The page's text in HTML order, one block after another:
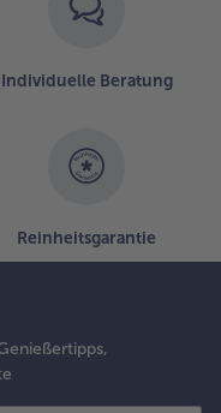
Individuelle Beratung
Reinheitsgarantie